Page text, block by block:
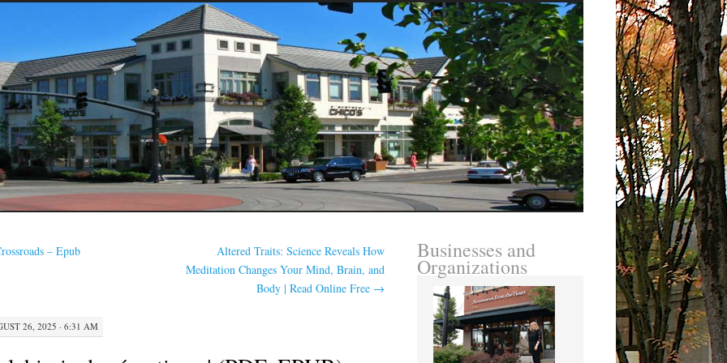
– Epub
Altered Traits: Science Reveals How
Meditation Changes Your Mind, Brain, and
Body | Read Online Free →
26, 2025 · 6:31 AM
Businesses and
Organizations